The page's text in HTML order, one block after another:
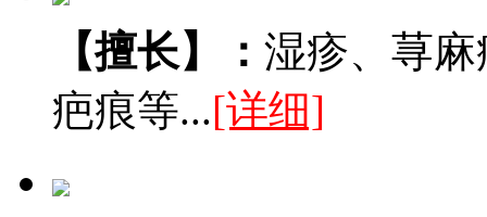
【擅长】： 湿疹、荨
疤痕等...[详细]